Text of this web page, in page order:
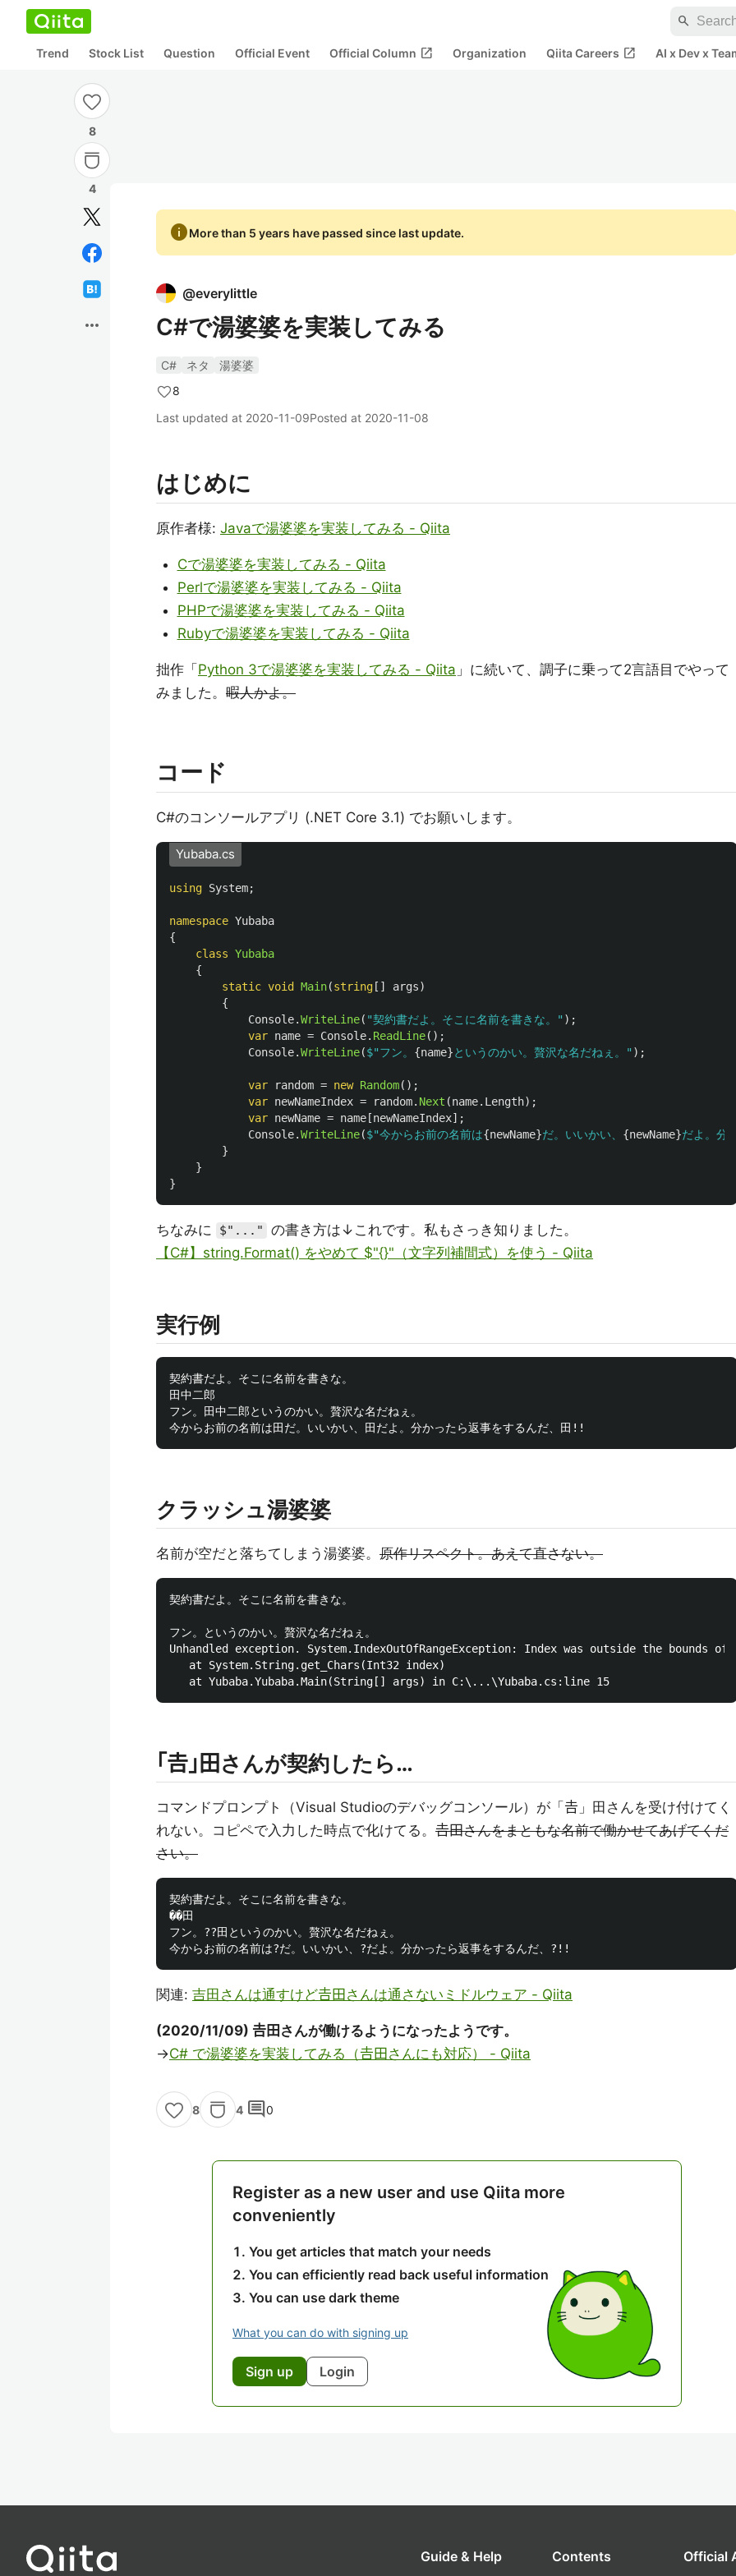
search
Trend Stock List Question Official Event Official Column open_in_new Organization Qiita Careers open_in_new AI x Dev x
8
4
more_horiz
infoMore than 5 years have passed since last update.
@everylittle
C#で湯婆婆を実装してみる
C# ネタ
湯婆婆
8
Last updated at 2020-11-09Posted at 2020-11-08
はじめに
原作者様: Javaで湯婆婆を実装してみる - Qiita
Cで湯婆婆を実装してみる - Qiita
Perlで湯婆婆を実装してみる - Qiita
PHPで湯婆婆を実装してみる - Qiita
Rubyで湯婆婆を実装してみる - Qiita
拙作「 Python 3で湯婆婆を実装してみる - Qiita 」に続いて、調子に乗って2言語目でやって
みました。 暇人かよ。
コード
C#のコンソールアプリ (.NET Core 3.1) でお願いします。
Yubaba.cs
using System;
namespace Yubaba
{
class Yubaba
{
static void Main(string [] args)
{
Console.WriteLine( "契約書だよ。そこに名前を書きな。" );
var name = Console. ReadLine();
Console.WriteLine($"フン。 {name}というのかい。贅沢な名だねぇ。" );
var random = new Random();
var newNameIndex = random. Next (name. Length);
var newName = name [newNameIndex];
Console.WriteLine($"今からお前の名前は{newName}だ。いいかい、 {newName}だよ。分
}
}
}
ちなみに $"..."
の書き方は↓これです。私もさっき知りました。
【C#】string.Format() をやめて $"{}"（文字列補間式）を使う - Qiita
実行例
契約書だよ。そこに名前を書きな。
田中二郎
フン。田中二郎というのかい。贅沢な名だねぇ。
クラッシュ湯婆婆
名前が空だと落ちてしまう湯婆婆。 原作リスペクト。あえて直さない。
契約書だよ。そこに名前を書きな。
フン。というのかい。贅沢な名だねぇ。
Unhandled exception. System.IndexOutOfRangeException: Index was outside the bounds of
   at System.String.get_Chars(Int32 index)
「𠮷」田さんが契約したら…
コマンドプロンプト（Visual Studioのデバッグコンソール）が「𠮷」田さんを受け付けてく
れない。コピペで入力した時点で化けてる。 𠮷田さんをまともな名前で働かせてあげてくだ
さい。
契約書だよ。そこに名前を書きな。
��田
フン。??田というのかい。贅沢な名だねぇ。
関連: 吉田さんは通すけど𠮷田さんは通さないミドルウェア - Qiita
(2020/11/09) 𠮷田さんが働けるようになったようです。
→C# で湯婆婆を実装してみる（𠮷田さんにも対応） - Qiita
8 4 comment0
Register as a new user and use Qiita more
conveniently
You get articles that match your needs
You can efficiently read back useful information
You can use dark theme
What you can do with signing up
Sign up Login
Guide & Help Contents Official